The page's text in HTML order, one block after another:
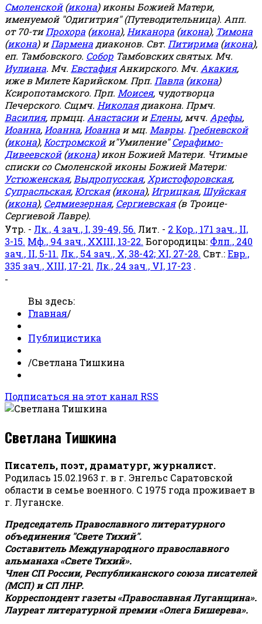
Смоленской(икона) иконы Божией Матери,
именуемой "Одигитрия" (Путеводительница). Апп.
от 70-тиПрохора (икона), Никанора (икона), Тимона
(икона) иПармена диаконов. Свт. Питирима (икона),
еп. Тамбовского. Собор Тамбовских святых. Мч.
Иулиана. Мч. ЕвстафияАнкирского. Мч. Акакия,
иже в Милете Карийском. Прп. Павла (икона)
Ксиропотамского. Прп. Моисея, чудотворца
Печерского. Сщмч. Николаядиакона. Прмч.
Василия, прмцц. АнастасиииЕлены, мчч. Арефы,
Иоанна, Иоанна, Иоанна и мц. Мавры. Гребневской
(икона), Костромскойи"Умиление"Серафимо-
Дивеевской(икона) икон Божией Матери. Чтимые
списки со Смоленской иконы Божией Матери:
Устюженская, Выдропусская, Христофоровская,
Супрасльская, Югская(икона), Игрицкая, Шуйская
(икона), Седмиезерная, Сергиевская(в Троице-
Сергиевой Лавре).
Утр. - Лк., 4 зач., I, 39-49, 56. Лит. - 2 Кор., 171 зач., II,
3-15. Мф., 94 зач., XXIII, 13-22. Богородицы: Флп., 240
зач., II, 5-11. Лк., 54 зач., X, 38-42; XI, 27-28. Свт.:Евр.,
335 зач., XIII, 17-21. Лк., 24 зач., VI, 17-23 .
-
Вы здесь:
Главная/
Публицистика
/Светлана Тишкина
Подписаться на этот канал RSS
Светлана Тишкина
Писатель, поэт, драматург, журналист.
Родилась 15.02.1963 г. в г. Энгельс Саратовской
области в семье военного. С 1975 года проживает в
г. Луганске.
Председатель Православного литературного
объединения "Свете Тихий".
Составитель Международного православного
альманаха «Свете Тихий».
Член СП России, Республиканского союза писателей
(МСП) и СП ЛНР.
Корреспондент газеты «Православная Луганщина».
Лауреат литературной премии «Олега Бишерева».